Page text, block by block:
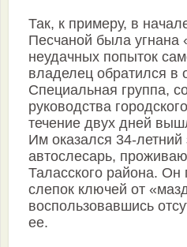
Так, к примеру, в
Песчаной была
неудачных попыток
владелец обратился в
Специальная группа,
руководства
течение двух дней
Им оказался 34-
автослесарь,
Таласского района. Он
слепок ключей от
воспользовавшись
ее.